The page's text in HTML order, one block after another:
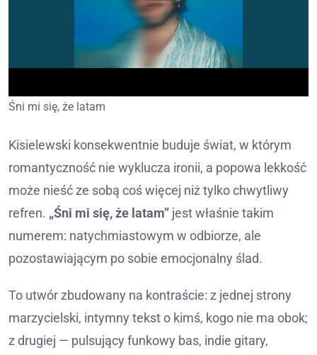
Śni mi się, że latam
Kisielewski konsekwentnie buduje świat, w którym
romantyczność nie wyklucza ironii, a popowa lekkość
może nieść ze sobą coś więcej niż tylko chwytliwy
refren. „Śni mi się, że latam” jest właśnie takim
numerem: natychmiastowym w odbiorze, ale
pozostawiającym po sobie emocjonalny ślad.
To utwór zbudowany na kontraście: z jednej strony
marzycielski, intymny tekst o kimś, kogo nie ma obok;
z drugiej — pulsujący funkowy bas, indie gitary,